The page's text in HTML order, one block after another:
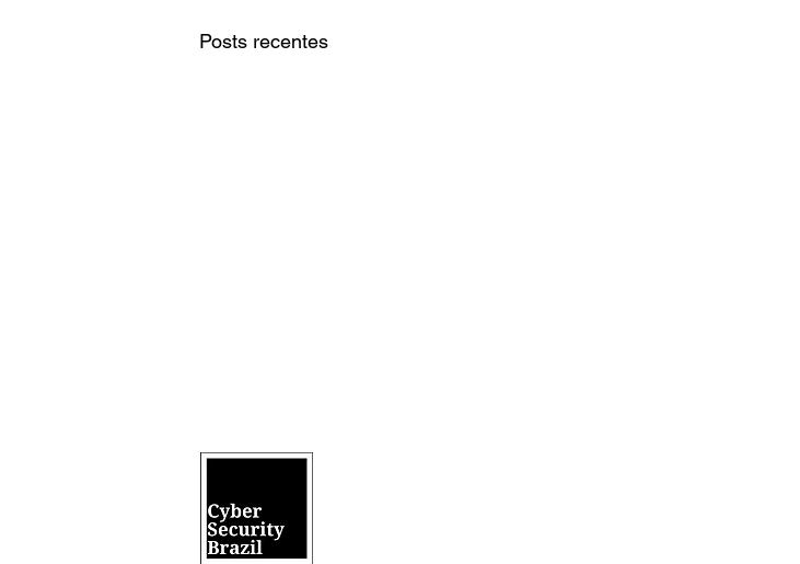
Posts recentes